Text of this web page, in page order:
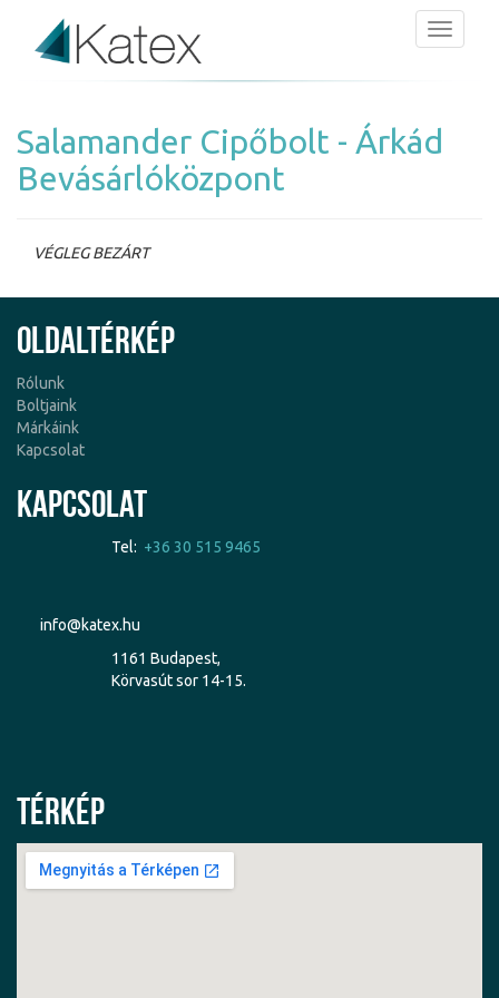
Menü
Salamander Cipőbolt - Árkád
Bevásárlóközpont
VÉGLEG BEZÁRT
Oldaltérkép
Rólunk
Boltjaink
Márkáink
Kapcsolat
Kapcsolat
Tel: +36 30 515 9465
info@katex.hu
1161 Budapest,
Körvasút sor 14-15.
Térkép